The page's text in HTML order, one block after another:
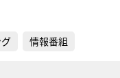
情報番組